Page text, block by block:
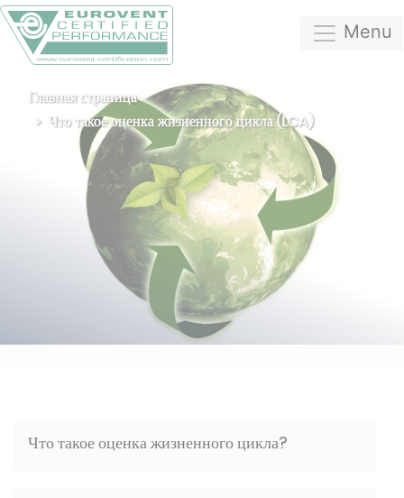
Menu
Главная страница
Что такое оценка жизненного цикла (LCA)
Что такое оценка жизненного цикла?